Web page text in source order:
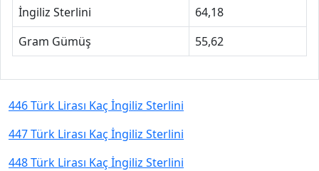
İngiliz Sterlini
64,18
Gram Gümüş
55,62
446 Türk Lirası Kaç İngiliz Sterlini
447 Türk Lirası Kaç İngiliz Sterlini
448 Türk Lirası Kaç İngiliz Sterlini